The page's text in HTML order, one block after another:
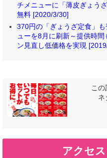
チメニューに「薄皮ぎょう
無料 [2020/3/30]
370円の「ぎょうざ定食」
ューを8月に刷新～提供時
ン見直し低価格を実現
こ
ネ
アクセ